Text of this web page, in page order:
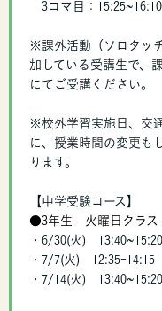
3コマ目：15:25~16:10
※課外活動（ソロタッ
加している受講生で、
にてご受講ください。
※校外学習実施日、交
に、授業時間の変更も
ります。
【中学受験コース】
●3年生 火曜日クラス
・6/30(火) 13:40~15:20
・7/7(火) 12:35-14:15
・7/14(火) 13:40~15:20